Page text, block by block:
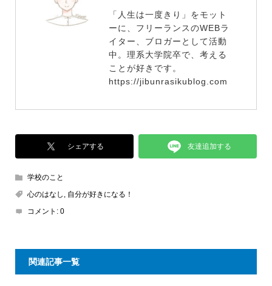
「人生は一度きり」をモット
ーに、フリーランスのWEBラ
イター、ブロガーとして活動
中。理系大学院卒で、考える
ことが好きです。
https://jibunrasikublog.com
シェアする 友達追加する
学校のこと
心のはなし , 自分が好きになる！
コメント: 0
関連記事一覧